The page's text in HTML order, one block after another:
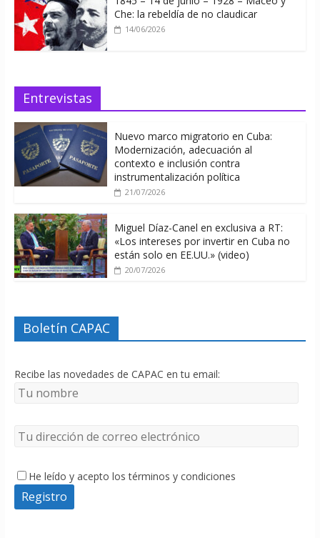
Che: la rebeldía de no claudicar
14/06/2026
Entrevistas
Nuevo marco migratorio en Cuba:
Modernización, adecuación al
contexto e inclusión contra
instrumentalización política
21/07/2026
Miguel Díaz-Canel en exclusiva a RT:
«Los intereses por invertir en Cuba no
están solo en EE.UU.» (video)
20/07/2026
Boletín CAPAC
Recibe las novedades de CAPAC en tu email:
He leído y acepto los términos y condiciones